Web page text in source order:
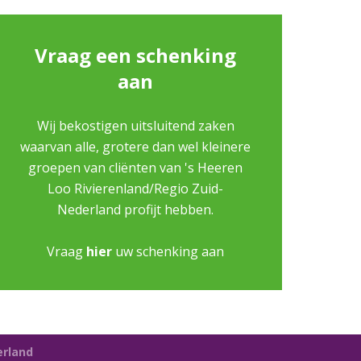
Vraag een schenking
aan
Wij bekostigen uitsluitend zaken
waarvan alle, grotere dan wel kleinere
groepen van cliënten van 's Heeren
Loo Rivierenland/Regio Zuid-
Nederland profijt hebben.
Vraag hier uw schenking aan